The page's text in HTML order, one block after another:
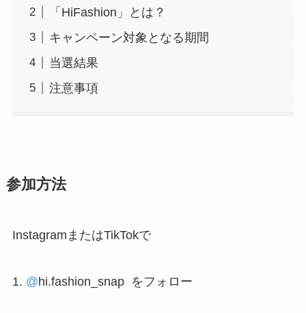
「HiFashion」とは？
キャンペーン対象となる期間
当選結果
注意事項
参加方法
InstagramまたはTikTokで
1. @hi.fashion_snap をフォロー